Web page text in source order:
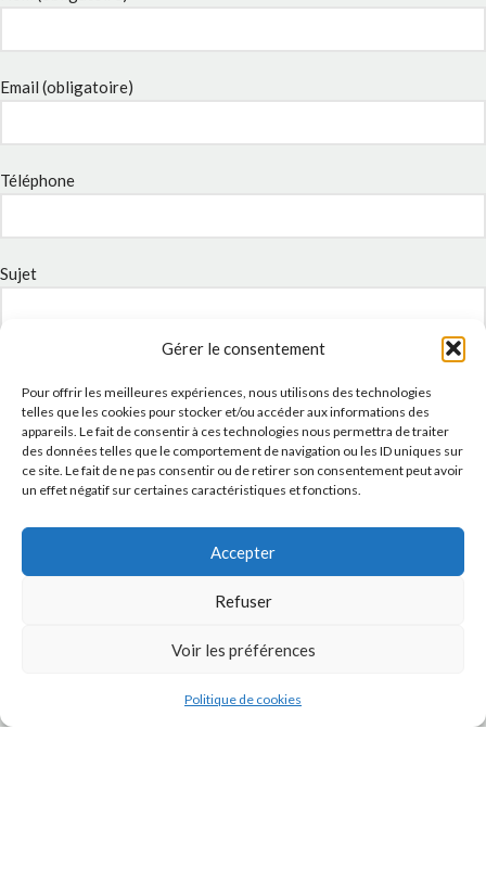
Gérer le consentement
Pour offrir les meilleures expériences, nous utilisons des technologies
telles que les cookies pour stocker et/ou accéder aux informations des
appareils. Le fait de consentir à ces technologies nous permettra de traiter
des données telles que le comportement de navigation ou les ID uniques sur
ce site. Le fait de ne pas consentir ou de retirer son consentement peut avoir
un effet négatif sur certaines caractéristiques et fonctions.
Accepter
Refuser
Voir les préférences
Politique de cookies
Email (obligatoire)
Téléphone
Sujet